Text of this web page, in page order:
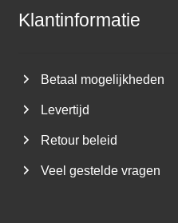
Klantinformatie
Betaal mogelijkheden
Levertijd
Retour beleid
Veel gestelde vragen